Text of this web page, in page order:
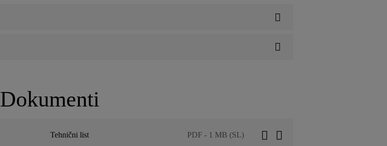
Dokumenti
Tehnični list PDF - 1 MB (SL)